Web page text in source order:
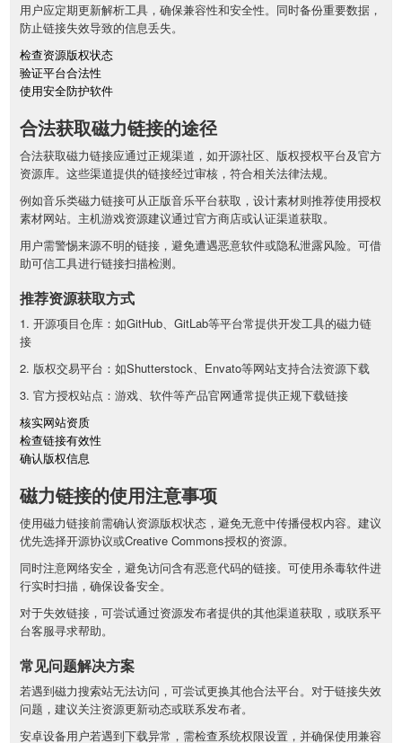
用户应定期更新解析工具，确保兼容性和安全性。同时备份重要数据，
防止链接失效导致的信息丢失。
检查资源版权状态
验证平台合法性
使用安全防护软件
合法获取磁力链接的途径
合法获取磁力链接应通过正规渠道，如开源社区、版权授权平台及官方
资源库。这些渠道提供的链接经过审核，符合相关法律法规。
例如音乐类磁力链接可从正版音乐平台获取，设计素材则推荐使用授权
素材网站。主机游戏资源建议通过官方商店或认证渠道获取。
用户需警惕来源不明的链接，避免遭遇恶意软件或隐私泄露风险。可借
助可信工具进行链接扫描检测。
推荐资源获取方式
1. 开源项目仓库：如GitHub、GitLab等平台常提供开发工具的磁力链
接
2. 版权交易平台：如Shutterstock、Envato等网站支持合法资源下载
3. 官方授权站点：游戏、软件等产品官网通常提供正规下载链接
核实网站资质
检查链接有效性
确认版权信息
磁力链接的使用注意事项
使用磁力链接前需确认资源版权状态，避免无意中传播侵权内容。建议
优先选择开源协议或Creative Commons授权的资源。
同时注意网络安全，避免访问含有恶意代码的链接。可使用杀毒软件进
行实时扫描，确保设备安全。
对于失效链接，可尝试通过资源发布者提供的其他渠道获取，或联系平
台客服寻求帮助。
常见问题解决方案
若遇到磁力搜索站无法访问，可尝试更换其他合法平台。对于链接失效
问题，建议关注资源更新动态或联系发布者。
安卓设备用户若遇到下载异常，需检查系统权限设置，并确保使用兼容